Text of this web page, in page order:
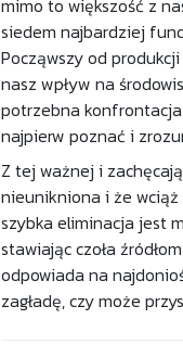
mimo to większość z
siedem najbardziej
Począwszy od
nasz wpływ na
potrzebna
najpierw poznać i
Z tej ważnej i
nieunikniona i że wciąż
szybka eliminacja jest
stawiając czoła
odpowiada na
zagładę, czy może